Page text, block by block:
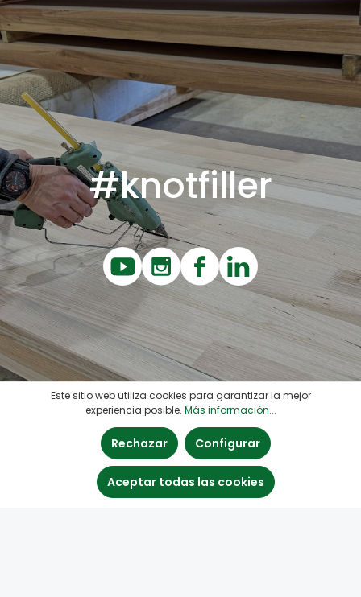
#knotfiller
Este sitio web utiliza cookies para garantizar la mejor
experiencia posible. Más información...
Rechazar Configurar
Aceptar todas las cookies